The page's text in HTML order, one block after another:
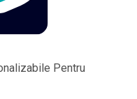
Pentru